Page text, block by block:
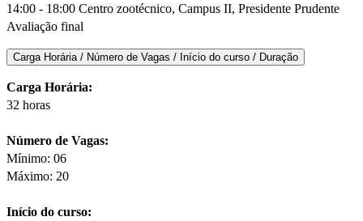
14:00 - 18:00 Centro zootécnico, Campus II, Presidente Prudente
Avaliação final
Carga Horária / Número de Vagas / Início do curso / Duração
Carga Horária:
32 horas
Número de Vagas:
Mínimo: 06
Máximo: 20
Início do curso: